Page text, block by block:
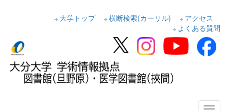
大学トップ 横断検索(カーリル)
アクセス
よくある質問